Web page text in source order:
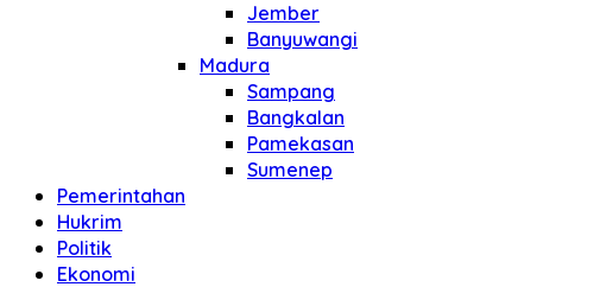
Jember
Banyuwangi
Madura
Sampang
Bangkalan
Pamekasan
Sumenep
Pemerintahan
Hukrim
Politik
Ekonomi